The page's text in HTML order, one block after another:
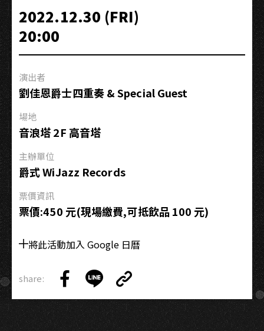
你
想
來
點?
式
年
夜
派
對
NEW
YEAR’S
PARTY
2022.12.30 (FRI)
20:00
演出者
劉佳恩爵士四重奏 & Special Guest
場地
音浪塔 2F 高音塔
主辦單位
爵式 WiJazz Records
票價資訊
票價:450 元(現場繳費,可抵飲品 100 元)
將此活動加入 Google 日曆
share:
on
Facebook
on
LINE
Link
Copy
Link